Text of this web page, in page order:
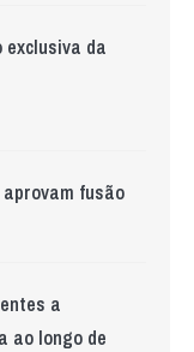
exclusiva da
fusão
a
ao longo de